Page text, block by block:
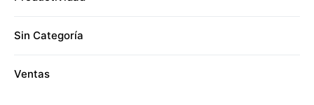
Sin Categoría
Ventas